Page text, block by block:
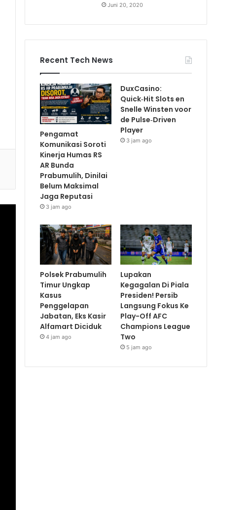
Juni 20, 2020
Recent Tech News
Pengamat
Komunikasi Soroti
Kinerja Humas RS
AR Bunda
Prabumulih, Dinilai
Belum Maksimal
Jaga Reputasi
3 jam ago
DuxCasino:
Quick‑Hit Slots en
Snelle Winsten voor
de Pulse‑Driven
Player
3 jam ago
Polsek Prabumulih
Timur Ungkap
Kasus
Penggelapan
Jabatan, Eks Kasir
Alfamart Diciduk
4 jam ago
Lupakan
Kegagalan Di Piala
Presiden! Persib
Langsung Fokus Ke
Play-Off AFC
Champions League
Two
5 jam ago